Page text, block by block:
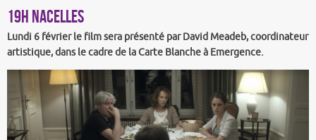
19h NACELLES
Lundi 6 février le film sera présenté par David Meadeb, coordinateur
artistique, dans le cadre de la Carte Blanche à Emergence.